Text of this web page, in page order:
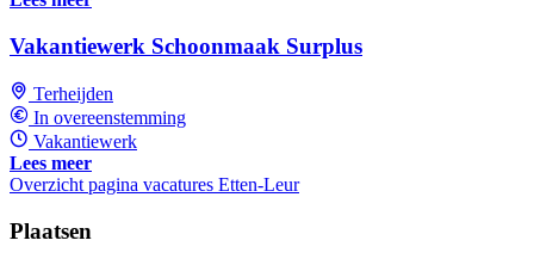
Vakantiewerk Schoonmaak Surplus
Terheijden
In overeenstemming
Vakantiewerk
Lees meer
Overzicht pagina vacatures Etten-Leur
Plaatsen